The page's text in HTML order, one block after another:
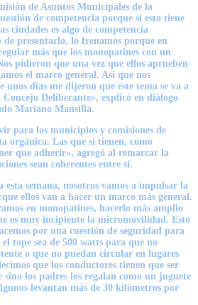
de Asuntos Municipales de la
de competencia porque si esto tiene
ciudades es algo de competencia
presentarlo, lo frenamos porque en
más que los monopatines con un
pidieron que una vez que ellos aprueben
el marco general. Así que nos
unos días me dijeron que este tema se va a
Concejo Deliberante», explicó en diálogo
Mariano Mansilla.
para los municipios y comisiones de
orgánica. Las que sí tienen, como
que adherir», agregó al remarcar la
sean coherentes entre sí.
esta semana, nosotros vamos a impulsar la
ellos van a hacer un marco más general.
en monopatines, hacerlo más amplio
es muy incipiente la micromovilidad. Esto
por una cuestión de seguridad para
el tope sea de 500 watts para que no
o que no puedan circular en lugares
que los conductores tienen que ser
sino los padres los regalan como un juguete
levantan más de 30 kilómetros por